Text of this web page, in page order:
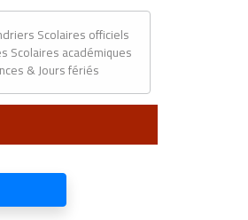
Scolaires officiels
Scolaires académiques
& Jours fériés